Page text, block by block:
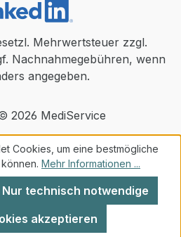
Mehrwertsteuer zzgl.
Nachnahmegebühren, wenn
angegeben.
2026 MediService
Cookies, um eine bestmögliche
Mehr Informationen ...
Nur technisch notwendige
akzeptieren